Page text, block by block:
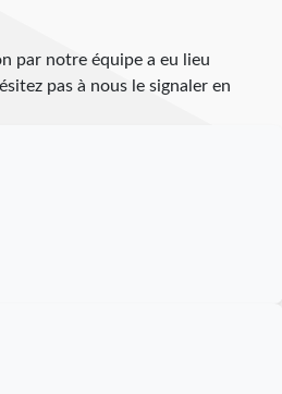
par notre équipe a eu lieu
pas à nous le signaler en